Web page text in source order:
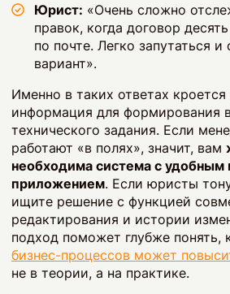
Юрист: «Очень сложно
правок, когда договор
по почте. Легко запутаться и
вариант».
Именно в таких ответах
информация для формирования
технического задания. Если
работают «в полях», значит, вам
необходима система с
приложением. Если юристы
ищите решение с функцией
редактирования и истории
подход поможет глубже понять,
бизнес-процессов может
не в теории, а на практике.